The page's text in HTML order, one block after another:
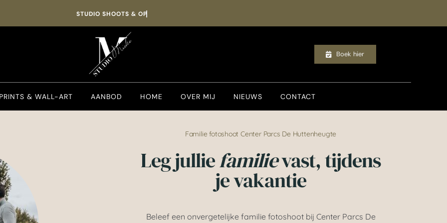
Boek hier
PRINTS & WALL-ART AANBOD HOME OVER MIJ NIEUWS CONTACT
Familie shoot in het weekend boeken? Wees er tijdig bij!
Familie fotoshoot Center Parcs De Huttenheugte
Leg julliefamilievast, tijdens
je vakantie
Beleef een onvergetelijke familie fotoshoot bij Center Parcs De